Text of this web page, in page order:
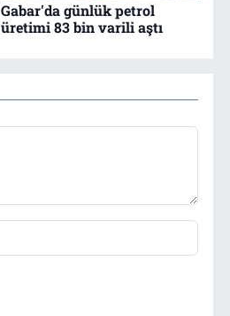
Gabar'da günlük petrol
üretimi 83 bin varili aştı